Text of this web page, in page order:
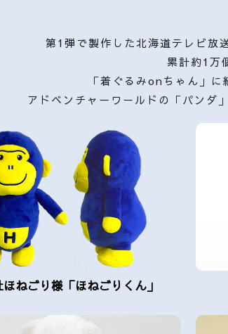
第1弾で製作した北海道テレビ放
累計約1万
「着ぐるみonちゃん」
アドベンチャーワールドの「パンダ
ねごり様「ほねごりくん」